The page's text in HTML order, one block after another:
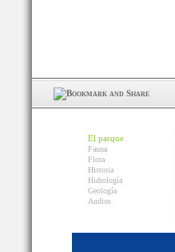
El parque
Fauna
Flora
Historia
Hidrología
Geología
Audios